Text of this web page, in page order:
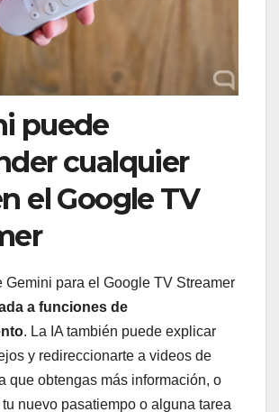
puede
cualquier
el Google TV
Gemini para el Google TV Streamer
a funciones de
. La IA también puede explicar
y redireccionarte a videos de
que obtengas más información, o
nuevo pasatiempo o alguna tarea